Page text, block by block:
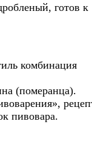
готов к
комбинация
(померанца).
пивовара.